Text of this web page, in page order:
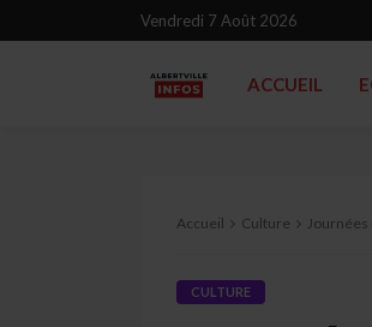
Vendredi 7 Août 2026
ACCUEIL
Accueil Culture Journées
CULTURE